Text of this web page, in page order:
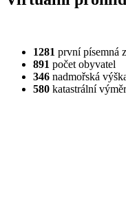
1281 první písemná
891 počet obyvatel
346 nadmořská
580 katastrální